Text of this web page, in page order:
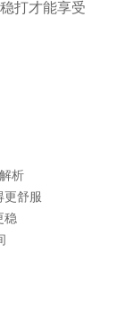
打才能享受
析
更舒服
稳